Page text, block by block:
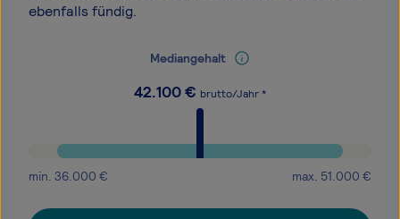
ebenfalls fündig.
Mediangehalt
42.100€ brutto/Jahr *
min. 36.000 € max. 51.000 €